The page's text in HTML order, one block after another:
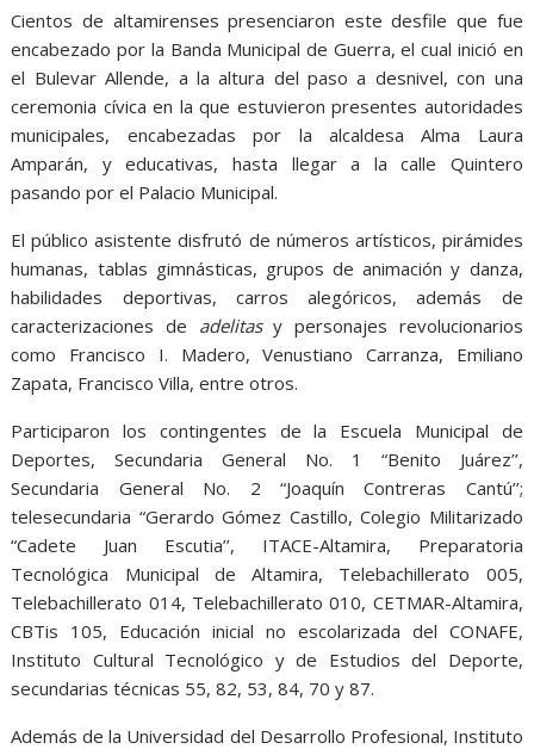
Cientos de altamirenses presenciaron este desfile que fue
encabezado por la Banda Municipal de Guerra, el cual inició en
el Bulevar Allende, a la altura del paso a desnivel, con una
ceremonia cívica en la que estuvieron presentes autoridades
municipales, encabezadas por la alcaldesa Alma Laura
Amparán, y educativas, hasta llegar a la calle Quintero
pasando por el Palacio Municipal.
El público asistente disfrutó de números artísticos, pirámides
humanas, tablas gimnásticas, grupos de animación y danza,
habilidades deportivas, carros alegóricos, además de
caracterizaciones de adelitasy personajes revolucionarios
como Francisco I. Madero, Venustiano Carranza, Emiliano
Zapata, Francisco Villa, entre otros.
Participaron los contingentes de la Escuela Municipal de
Deportes, Secundaria General No. 1 “Benito Juárez’’,
Secundaria General No. 2 “Joaquín Contreras Cantú’’;
telesecundaria “Gerardo Gómez Castillo, Colegio Militarizado
“Cadete Juan Escutia’’, ITACE-Altamira, Preparatoria
Tecnológica Municipal de Altamira, Telebachillerato 005,
Telebachillerato 014, Telebachillerato 010, CETMAR-Altamira,
CBTis 105, Educación inicial no escolarizada del CONAFE,
Instituto Cultural Tecnológico y de Estudios del Deporte,
secundarias técnicas 55, 82, 53, 84, 70 y 87.
Además de la Universidad del Desarrollo Profesional, Instituto